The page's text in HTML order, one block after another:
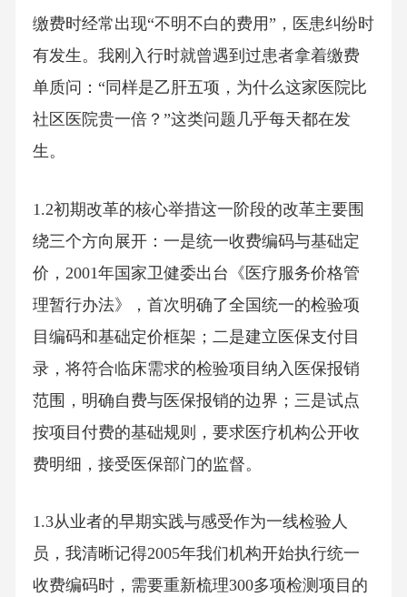
缴费时经常出现“不明不白的费用”，医患纠纷时
有发生。我刚入行时就曾遇到过患者拿着缴费
单质问：“同样是乙肝五项，为什么这家医院比
社区医院贵一倍？”这类问题几乎每天都在发
生。
1.2初期改革的核心举措这一阶段的改革主要围
绕三个方向展开：一是统一收费编码与基础定
价，2001年国家卫健委出台《医疗服务价格管
理暂行办法》，首次明确了全国统一的检验项
目编码和基础定价框架；二是建立医保支付目
录，将符合临床需求的检验项目纳入医保报销
范围，明确自费与医保报销的边界；三是试点
按项目付费的基础规则，要求医疗机构公开收
费明细，接受医保部门的监督。
1.3从业者的早期实践与感受作为一线检验人
员，我清晰记得2005年我们机构开始执行统一
收费编码时，需要重新梳理300多项检测项目的